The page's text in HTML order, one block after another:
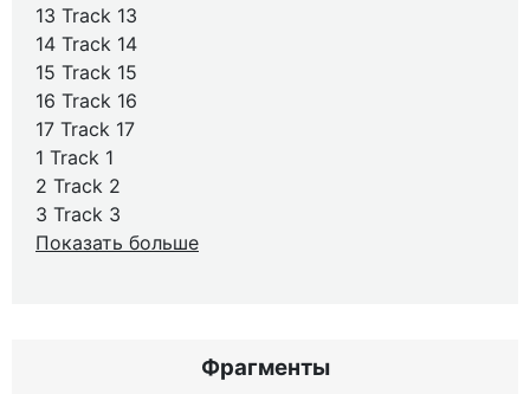
13 Track 13
14 Track 14
15 Track 15
16 Track 16
17 Track 17
1 Track 1
2 Track 2
3 Track 3
Показать больше
Фрагменты